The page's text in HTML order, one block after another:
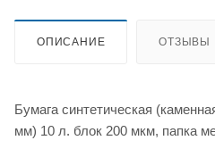
ОПИСАНИЕ ОТЗЫВЫ
Бумага синтетическая
мм) 10 л. блок 200 мкм, папка